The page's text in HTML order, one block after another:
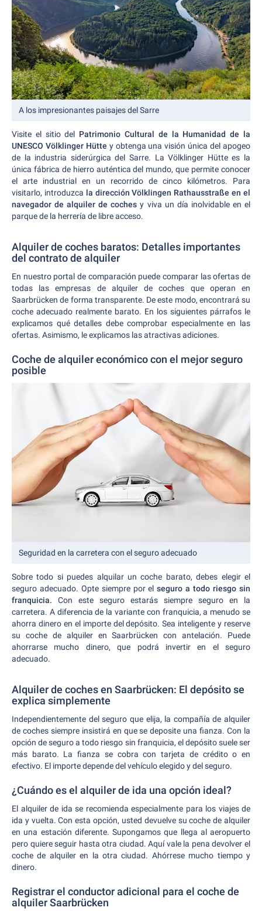
A los impresionantes paisajes del Sarre
Visite el sitio del Patrimonio Cultural de la Humanidad de la
UNESCO Völklinger Hütte y obtenga una visión única del apogeo
de la industria siderúrgica del Sarre. La Völklinger Hütte es la
única fábrica de hierro auténtica del mundo, que permite conocer
el arte industrial en un recorrido de cinco kilómetros. Para
visitarlo, introduzca la dirección Völklingen Rathausstraße en el
navegador de alquiler de coches y viva un día inolvidable en el
parque de la herrería de libre acceso.
Alquiler de coches baratos: Detalles importantes
del contrato de alquiler
En nuestro portal de comparación puede comparar las ofertas de
todas las empresas de alquiler de coches que operan en
Saarbrücken de forma transparente. De este modo, encontrará su
coche adecuado realmente barato. En los siguientes párrafos le
explicamos qué detalles debe comprobar especialmente en las
ofertas. Asimismo, le explicamos las atractivas adiciones.
Coche de alquiler económico con el mejor seguro
posible
Seguridad en la carretera con el seguro adecuado
Sobre todo si puedes alquilar un coche barato, debes elegir el
seguro adecuado. Opte siempre por elseguro a todo riesgo sin
franquicia. Con este seguro estarás siempre seguro en la
carretera. A diferencia de la variante con franquicia, a menudo se
ahorra dinero en el importe del depósito. Sea inteligente y reserve
su coche de alquiler en Saarbrücken con antelación. Puede
ahorrarse mucho dinero, que podrá invertir en el seguro
adecuado.
Alquiler de coches en Saarbrücken: El depósito se
explica simplemente
Independientemente del seguro que elija, la compañía de alquiler
de coches siempre insistirá en que se deposite una fianza. Con la
opción de seguro a todo riesgo sin franquicia, el depósito suele ser
más barato. La fianza se cobra con tarjeta de crédito o en
efectivo. El importe depende del vehículo elegido y del seguro.
¿Cuándo es el alquiler de ida una opción ideal?
El alquiler de ida se recomienda especialmente para los viajes de
ida y vuelta. Con esta opción, usted devuelve su coche de alquiler
en una estación diferente. Supongamos que llega al aeropuerto
pero quiere seguir hasta otra ciudad. Aquí vale la pena devolver el
coche de alquiler en la otra ciudad. Ahórrese mucho tiempo y
dinero.
Registrar el conductor adicional para el coche de
alquiler Saarbrücken